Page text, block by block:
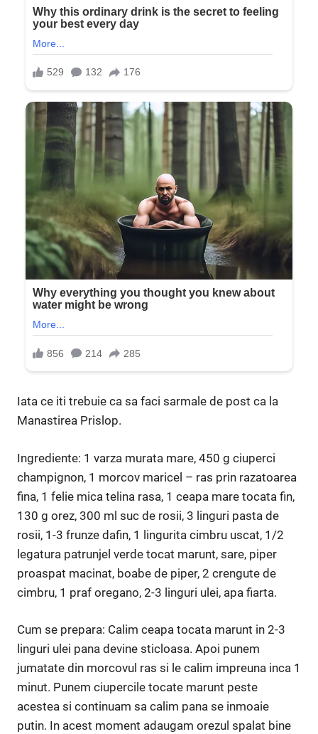
Iata ce iti trebuie ca sa faci sarmale de post ca la
Manastirea Prislop.
Ingrediente: 1 varza murata mare, 450 g ciuperci
champignon, 1 morcov maricel – ras prin razatoarea
fina, 1 felie mica telina rasa, 1 ceapa mare tocata fin,
130 g orez, 300 ml suc de rosii, 3 linguri pasta de
rosii, 1-3 frunze dafin, 1 lingurita cimbru uscat, 1/2
legatura patrunjel verde tocat marunt, sare, piper
proaspat macinat, boabe de piper, 2 crengute de
cimbru, 1 praf oregano, 2-3 linguri ulei, apa fiarta.
Cum se prepara: Calim ceapa tocata marunt in 2-3
linguri ulei pana devine sticloasa. Apoi punem
jumatate din morcovul ras si le calim impreuna inca 1
minut. Punem ciupercile tocate marunt peste
acestea si continuam sa calim pana se inmoaie
putin. In acest moment adaugam orezul spalat bine